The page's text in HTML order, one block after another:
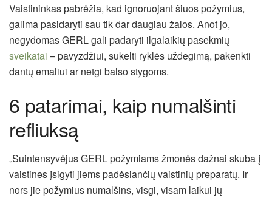
Vaistininkas pabrėžia, kad ignoruojant šiuos požymius,
galima pasidaryti sau tik dar daugiau žalos. Anot jo,
negydomas GERL gali padaryti ilgalaikių pasekmių
sveikatai – pavyzdžiui, sukelti ryklės uždegimą, pakenkti
dantų emaliui ar netgi balso stygoms.
6 patarimai, kaip numalšinti
refliuksą
„Suintensyvėjus GERL požymiams žmonės dažnai skuba į
vaistines įsigyti jiems padėsiančių vaistinių preparatų. Ir
nors jie požymius numalšins, visgi, visam laikui jų